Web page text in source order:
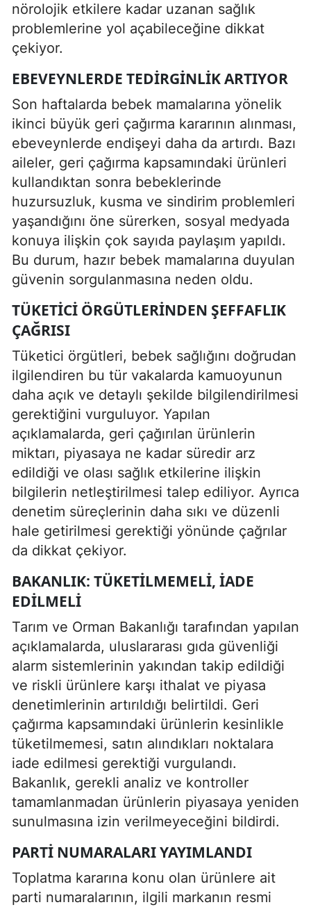
nörolojik etkilere kadar uzanan sağlık
problemlerine yol açabileceğine dikkat
çekiyor.
EBEVEYNLERDE TEDIRGINLIK ARTIYOR
Son haftalarda bebek mamalarına yönelik
ikinci büyük geri çağırma kararının alınması,
ebeveynlerde endişeyi daha da artırdı. Bazı
aileler, geri çağırma kapsamındaki ürünleri
kullandıktan sonra bebeklerinde
huzursuzluk, kusma ve sindirim problemleri
yaşandığını öne sürerken, sosyal medyada
konuya ilişkin çok sayıda paylaşım yapıldı.
Bu durum, hazır bebek mamalarına duyulan
güvenin sorgulanmasına neden oldu.
TÜKETICI ÖRGÜTLERINDEN ŞEFFAFLIK
ÇAĞRISI
Tüketici örgütleri, bebek sağlığını doğrudan
ilgilendiren bu tür vakalarda kamuoyunun
daha açık ve detaylı şekilde bilgilendirilmesi
gerektiğini vurguluyor. Yapılan
açıklamalarda, geri çağırılan ürünlerin
miktarı, piyasaya ne kadar süredir arz
edildiği ve olası sağlık etkilerine ilişkin
bilgilerin netleştirilmesi talep ediliyor. Ayrıca
denetim süreçlerinin daha sıkı ve düzenli
hale getirilmesi gerektiği yönünde çağrılar
da dikkat çekiyor.
BAKANLIK: TÜKETILMEMELI, IADE
EDILMELI
Tarım ve Orman Bakanlığı tarafından yapılan
açıklamalarda, uluslararası gıda güvenliği
alarm sistemlerinin yakından takip edildiği
ve riskli ürünlere karşı ithalat ve piyasa
denetimlerinin artırıldığı belirtildi. Geri
çağırma kapsamındaki ürünlerin kesinlikle
tüketilmemesi, satın alındıkları noktalara
iade edilmesi gerektiği vurgulandı.
Bakanlık, gerekli analiz ve kontroller
tamamlanmadan ürünlerin piyasaya yeniden
sunulmasına izin verilmeyeceğini bildirdi.
PARTI NUMARALARI YAYIMLANDI
Toplatma kararına konu olan ürünlere ait
parti numaralarının, ilgili markanın resmi